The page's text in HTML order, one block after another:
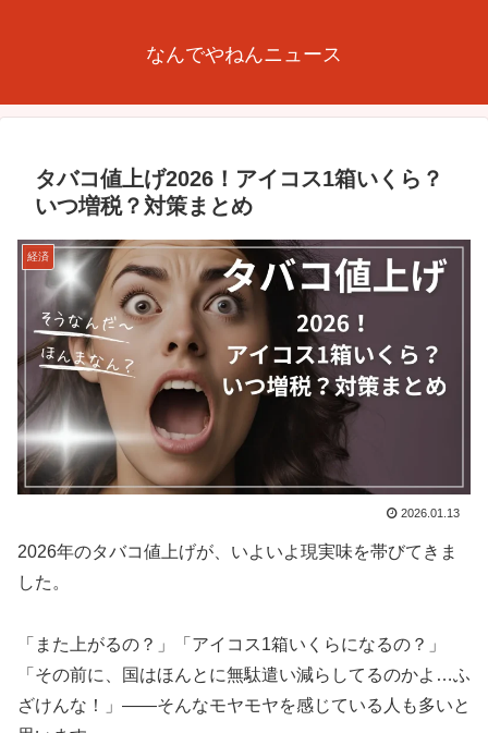
なんでやねんニュース
タバコ値上げ2026！アイコス1箱いくら？
いつ増税？対策まとめ
経済
2026.01.13
2026年のタバコ値上げが、いよいよ現実味を帯びてきま
した。
「また上がるの？」「アイコス1箱いくらになるの？」
「その前に、国はほんとに無駄遣い減らしてるのかよ…ふ
ざけんな！」――そんなモヤモヤを感じている人も多いと